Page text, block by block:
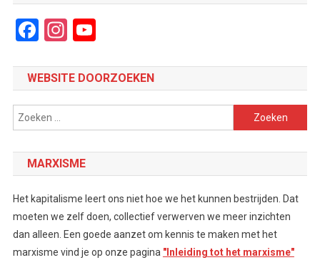
Facebook
Instagram
YouTube
WEBSITE DOORZOEKEN
Zoeken
naar:
MARXISME
Het kapitalisme leert ons niet hoe we het kunnen bestrijden. Dat
moeten we zelf doen, collectief verwerven we meer inzichten
dan alleen. Een goede aanzet om kennis te maken met het
marxisme vind je op onze pagina "Inleiding tot het marxisme"